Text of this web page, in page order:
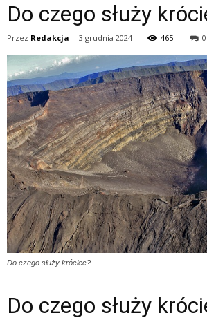
Do czego służy
Przez Redakcja - 3 grudnia 2024 465 0
Do czego służy króciec?
Do czego służy